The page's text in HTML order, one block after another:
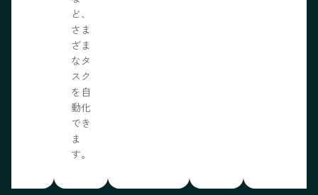
ど、
さま
ざま
なタ
スク
を自
動化
でき
ま
す。